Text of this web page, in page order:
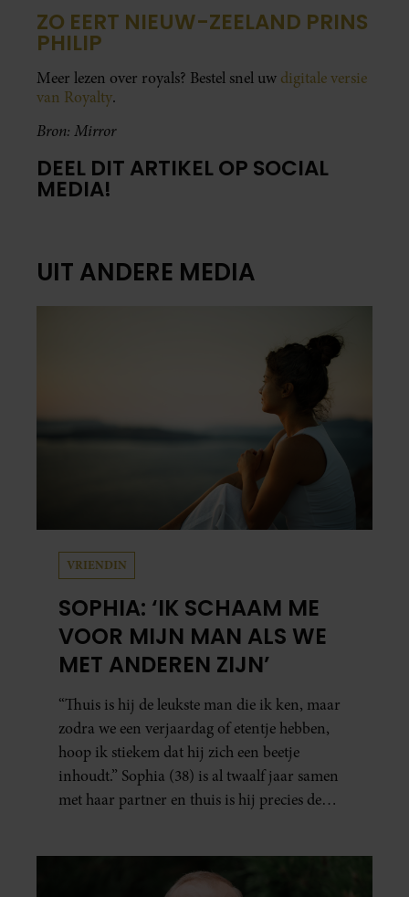
ZO EERT NIEUW-ZEELAND PRINS
PHILIP
Meer lezen over royals? Bestel snel uw digitale versie
van Royalty.
Bron: Mirror
DEEL DIT ARTIKEL OP SOCIAL
MEDIA!
UIT ANDERE MEDIA
VRIENDIN
SOPHIA: ‘IK SCHAAM ME
VOOR MIJN MAN ALS WE
MET ANDEREN ZIJN’
“Thuis is hij de leukste man die ik ken, maar
zodra we een verjaardag of etentje hebben,
hoop ik stiekem dat hij zich een beetje
inhoudt.” Sophia (38) is al twaalf jaar samen
met haar partner en thuis is hij precies de
vaker schaamt zodra ze samen onder de